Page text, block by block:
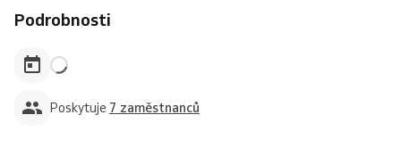
Podrobnosti
Poskytuje 7 zaměstnanců